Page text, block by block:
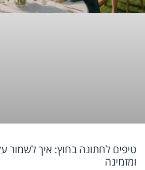
טיפים לחתונה בחוץ: איך לשמור
ומזמינה